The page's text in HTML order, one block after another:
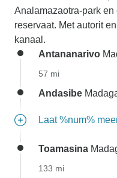
Analamazaotra-park
reservaat. Met autorit
kanaal.
Antananarivo
57 mi
Andasibe
Laat %num%
Toamasina
133 mi